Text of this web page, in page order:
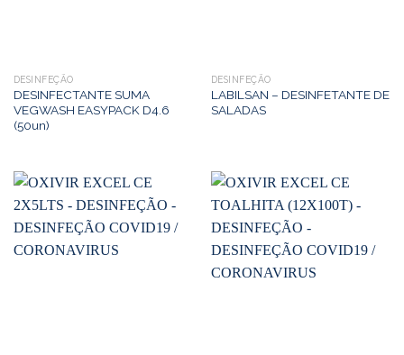
DESINFEÇÃO
DESINFECTANTE SUMA
VEGWASH EASYPACK D4.6
(50un)
DESINFEÇÃO
LABILSAN – DESINFETANTE DE
SALADAS